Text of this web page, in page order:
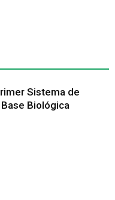
Sistema de
Biológica